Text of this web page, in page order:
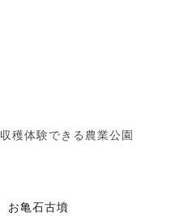
収穫体験できる農業公園
お亀石古墳